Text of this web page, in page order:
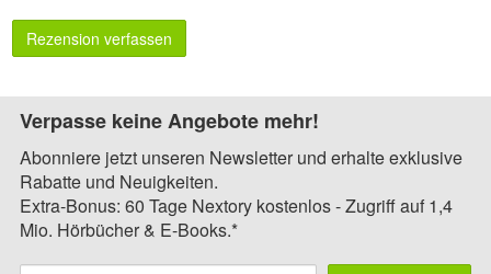
Rezension verfassen
Verpasse keine Angebote mehr!
Abonniere jetzt unseren Newsletter und erhalte exklusive
Rabatte und Neuigkeiten.
Extra-Bonus: 60 Tage Nextory kostenlos - Zugriff auf 1,4
Mio. Hörbücher & E-Books.*